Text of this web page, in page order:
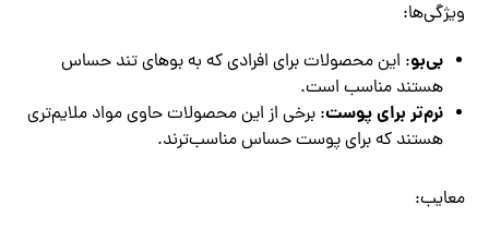
ویژگی‌ها:
بی‌بو: این محصولات برای افرادی که به بوهای تند حساس
هستند مناسب است.
نرم‌تر برای پوست: برخی از این محصولات حاوی مواد ملایم‌تری
هستند که برای پوست حساس مناسب‌ترند.
معایب: